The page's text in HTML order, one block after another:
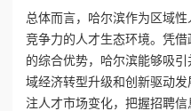
总体而言，哈尔滨作为区域
竞争力的人才生态环境。凭
的综合优势，哈尔滨能够吸
域经济转型升级和创新驱动
注人才市场变化，把握招聘